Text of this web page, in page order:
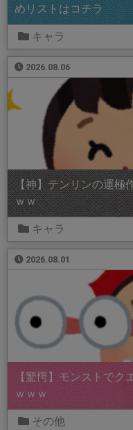
めリストはコチラ
キャラ
2026.08.06
【神】テンリンの運極
ｗｗ
キャラ
2026.08.01
【驚愕】モンストでク
ｗｗｗ
その他